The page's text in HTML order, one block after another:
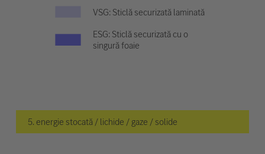
VSG: Sticlă securizată laminată
ESG: Sticlă securizată cu o
singură foaie
5. energie stocată / lichide / gaze / solide